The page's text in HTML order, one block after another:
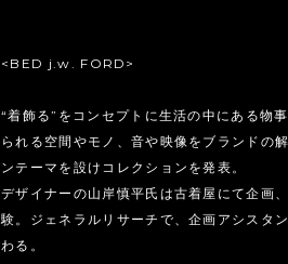
<BED j.w. FORD>
“着飾る”をコンセプトに生活の中にある物
られる空間やモノ、音や映像をブランドの
ンテーマを設けコレクションを発表。
デザイナーの山岸慎平氏は古着屋にて企画
験。ジェネラルリサーチで、企画アシスタ
わる。